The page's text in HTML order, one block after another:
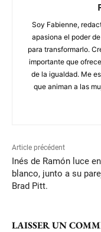
Soy Fabienne,
apasiona el poder
para transformarlo.
importante que
de la igualdad. Me
que animan a las
Article précédent
Inés de Ramón luce
blanco, junto a su
Brad Pitt.
LAISSER UN